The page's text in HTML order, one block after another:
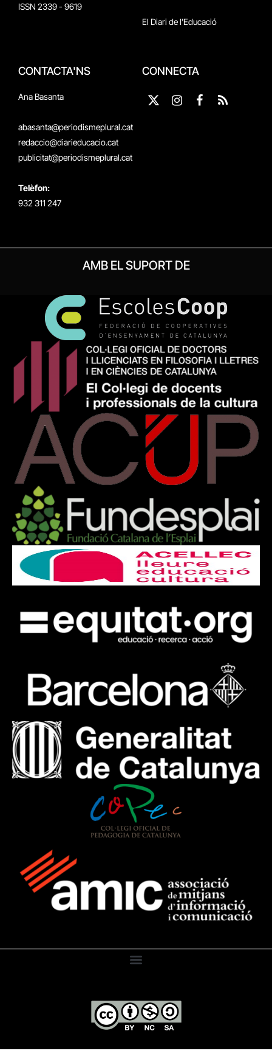
ISSN 2339 - 9619
El Diari de l'Educació
CONTACTA'NS
Ana Basanta
abasanta@periodismeplural.cat
redaccio@diarieducacio.cat
publicitat@periodismeplural.cat
Telèfon:
932 311 247
CONNECTA
X
Instagram
Facebook
RSS
AMB EL SUPORT DE